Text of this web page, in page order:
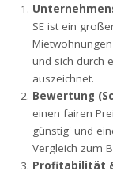
SE ist ein
und sich durch
auszeichnet.
Bewertung
einen fairen
günstig' und
Vergleich zum
Profitabilität